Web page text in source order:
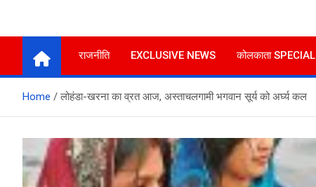
Kolkata Saransh News
राजनीति EXCLUSIVE NEWS कोलकाता SPECIAL
Home लोहंडा-खरना का व्रत आज, अस्ताचलगामी भगवान सूर्य को अ‌र्घ्य कल